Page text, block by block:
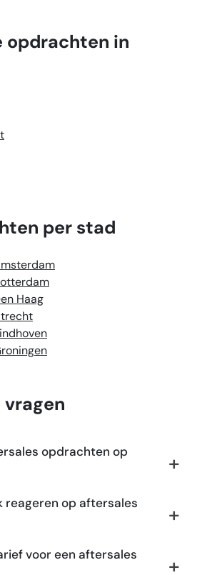
opdrachten in
per stad
Haag
opdrachten op
reageren op aftersales
voor een aftersales